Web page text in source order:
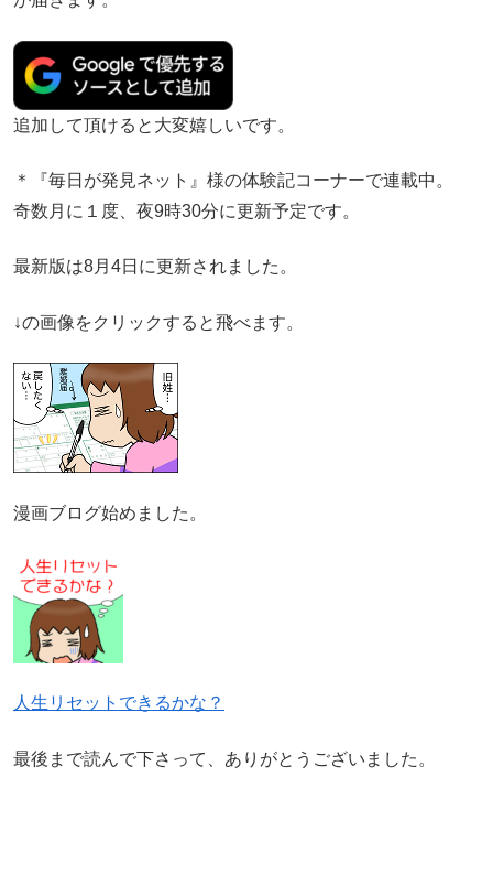
追加して頂けると大変嬉しいです。
＊『毎日が発見ネット』様の体験記コーナーで連載中。
奇数月に１度、夜9時30分に更新予定です。
最新版は8月4日に更新されました。
↓の画像をクリックすると飛べます。
漫画ブログ始めました。
人生リセットできるかな？
最後まで読んで下さって、ありがとうございました。